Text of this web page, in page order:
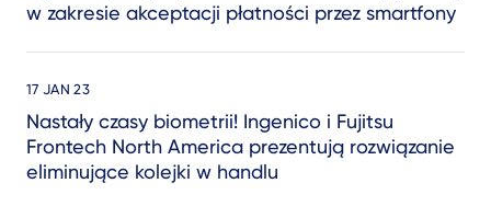
w zakresie akceptacji płatności przez smartfony
17 JAN 23
Nastały czasy biometrii! Ingenico i Fujitsu
Frontech North America prezentują rozwiązanie
eliminujące kolejki w handlu